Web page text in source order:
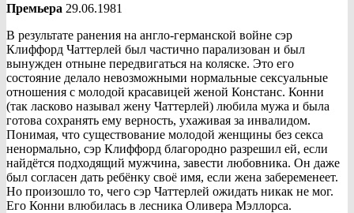
Премьера 29.06.1981
В результате ранения на англо-германской войне сэр
Клиффорд Чаттерлей был частично парализован и был
вынужден отныне передвигаться на коляске. Это его
состояние делало невозможными нормальные сексуальные
отношения с молодой красавицей женой Констанс. Конни
(так ласково называл жену Чаттерлей) любила мужа и была
готова сохранять ему верность, ухаживая за инвалидом.
Понимая, что существование молодой женщины без секса
ненормально, сэр Клиффорд благородно разрешил ей, если
найдётся подходящий мужчина, завести любовника. Он даже
был согласен дать ребёнку своё имя, если жена забеременеет.
Но произошло то, чего сэр Чаттерлей ожидать никак не мог.
Его Конни влюбилась в лесника Оливера Мэллорса.